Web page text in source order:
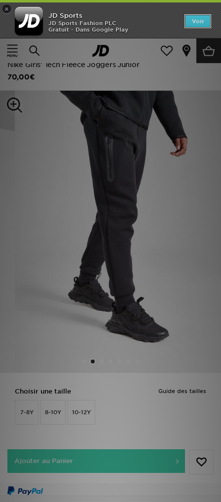
×
JD Sports
JD Sports Fashion PLC
Gratuit - Dans Google Play
Voir
Accueil
Enfant
Vêtements Junior (8-15 ans)
Nike Girls' Tech Fleece Joggers Junior
70,00€
Guide des tailles
Choisir une taille
7-8Y 8-10Y 10-12Y
Ajouter au Panier
Accueil
Nouveautés
Homme
Enfant
Suivre Ma Commande